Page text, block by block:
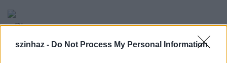
szinhaz - Do Not Process My Personal Information
DJ